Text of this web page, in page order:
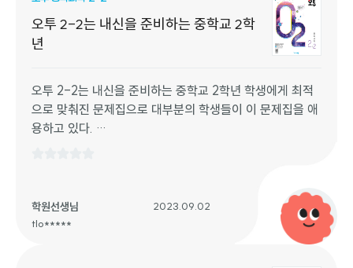
에 대한 해설도 좀 더 자세히 나오면 좋겠다는 희망 사항이
있다. ^^
오투 2-2는 내신을 준비하는 중학교 2학
년
오투 2-2는 내신을 준비하는 중학교 2학년 학생에게 최적
으로 맞춰진 문제집으로 대부분의 학생들이 이 문제집을 애
용하고 있다.
점 이상은 충분히 나올 수 있다.
그러니 오투의 설명을 잘 읽고 꼼꼼히 객관식을 풀고 자세히
서술형을 쓴다면 우리 모두 학교내신을 잘 볼 수 있다. 화이
학원선생님
tlo*****
2023.09.02